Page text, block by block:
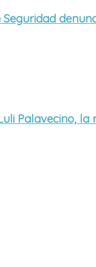
Seguridad
Palavecino,